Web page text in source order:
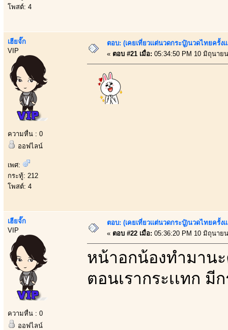
โพสต์: 4
เฮียจั๊ก
VIP
ความหื่น : 0
ออฟไลน์
เพศ:
กระทู้: 212
โพสต์: 4
ตอบ: (เคยเที่ยวเเต่นวดกระปู๋)นวดไทยครั้ง
« ตอบ #21 เมื่อ: 05:34:50 PM 10 มิถุนาย
เฮียจั๊ก
VIP
ความหื่น : 0
ออฟไลน์
ตอบ: (เคยเที่ยวเเต่นวดกระปู๋)นวดไทยครั้ง
« ตอบ #22 เมื่อ: 05:36:20 PM 10 มิถุนาย
หน้าอกน้องทำมานะ
ตอนเรากระเเทก มี